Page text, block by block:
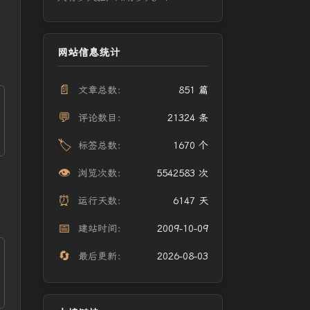
网站信息统计
📄 文章总数： 851 篇
💬 评论数目： 21324 条
🏷️ 标签总数： 1670 个
👁️ 浏览次数： 5542583 次
⏰ 运行天数： 6147 天
📅 建站时间： 2009-10-09
🔄 最后更新： 2026-08-03